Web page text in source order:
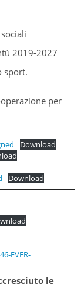
2019-2027
sport.
per
Download
Download
EVER-
le